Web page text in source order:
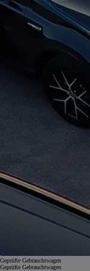
Geprüfte Gebrauchtwagen
Geprüfte Gebrauchtwagen